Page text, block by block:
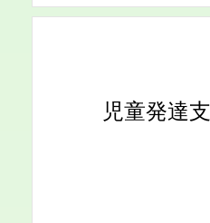
児童発達